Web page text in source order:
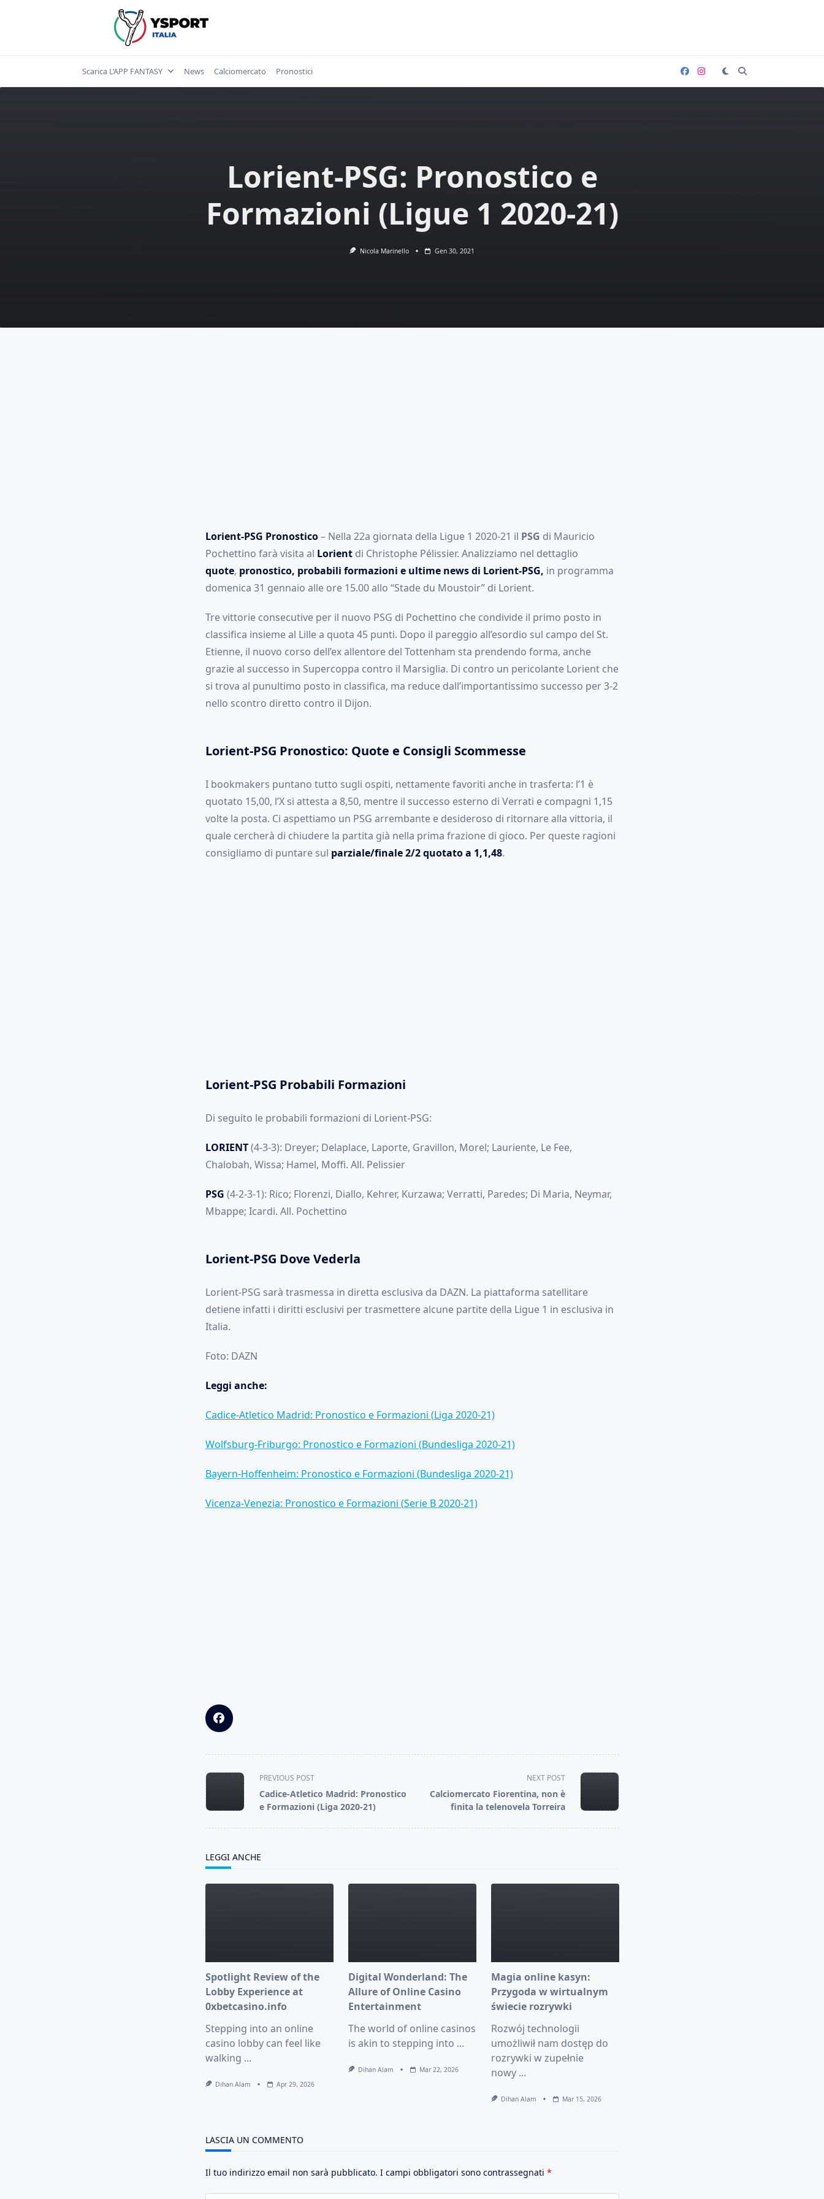
Scarica L’APP FANTASY News Calciomercato Pronostici
Lorient-PSG: Pronostico e
Formazioni (Ligue 1 2020-21)
Nicola Marinello Gen 30, 2021
Lorient-PSG Pronostico– Nella 22a giornata della Ligue 1 2020-21 il PSG di Mauricio
Pochettino farà visita al Lorientdi Christophe Pélissier. Analizziamo nel dettaglio
quote, pronostico, probabili formazioni e ultime news di Lorient-PSG, in programma
domenica 31 gennaio alle ore 15.00 allo “Stade du Moustoir” di Lorient.
Tre vittorie consecutive per il nuovo PSG di Pochettino che condivide il primo posto in
classifica insieme al Lille a quota 45 punti. Dopo il pareggio all’esordio sul campo del St.
Etienne, il nuovo corso dell’ex allentore del Tottenham sta prendendo forma, anche
grazie al successo in Supercoppa contro il Marsiglia. Di contro un pericolante Lorient che
si trova al punultimo posto in classifica, ma reduce dall’importantissimo successo per 3-2
nello scontro diretto contro il Dijon.
Lorient-PSG Pronostico: Quote e Consigli Scommesse
I bookmakers puntano tutto sugli ospiti, nettamente favoriti anche in trasferta: l’1 è
quotato 15,00, l’X si attesta a 8,50, mentre il successo esterno di Verrati e compagni 1,15
volte la posta. Ci aspettiamo un PSG arrembante e desideroso di ritornare alla vittoria, il
quale cercherà di chiudere la partita già nella prima frazione di gioco. Per queste ragioni
consigliamo di puntare sul parziale/finale 2/2 quotato a 1,1,48.
Lorient-PSG Probabili Formazioni
Di seguito le probabili formazioni di Lorient-PSG:
LORIENT(4-3-3): Dreyer; Delaplace, Laporte, Gravillon, Morel; Lauriente, Le Fee,
Chalobah, Wissa; Hamel, Moffi. All. Pelissier
PSG (4-2-3-1): Rico; Florenzi, Diallo, Kehrer, Kurzawa; Verratti, Paredes; Di Maria, Neymar,
Mbappe; Icardi. All. Pochettino
Lorient-PSG Dove Vederla
Lorient-PSG sarà trasmessa in diretta esclusiva da DAZN. La piattaforma satellitare
detiene infatti i diritti esclusivi per trasmettere alcune partite della Ligue 1 in esclusiva in
Italia.
Foto: DAZN
Leggi anche:
Cadice-Atletico Madrid: Pronostico e Formazioni (Liga 2020-21)
Wolfsburg-Friburgo: Pronostico e Formazioni (Bundesliga 2020-21)
Bayern-Hoffenheim: Pronostico e Formazioni (Bundesliga 2020-21)
Vicenza-Venezia: Pronostico e Formazioni (Serie B 2020-21)
<span
class="nav-
subtitle
PREVIOUS POST
Cadice-Atletico Madrid: Pronostico
e Formazioni (Liga 2020-21)
NEXT POST
Calciomercato Fiorentina, non è
finita la telenovela Torreira
LEGGI ANCHE
Spotlight Review of the
Lobby Experience at
0xbetcasino.info
Stepping into an online
casino lobby can feel like
walking ...
Dihan Alam Apr 29, 2026
Digital Wonderland: The
Allure of Online Casino
Entertainment
The world of online casinos
is akin to stepping into ...
Dihan Alam Mar 22, 2026
Magia online kasyn:
Przygoda w wirtualnym
świecie rozrywki
Rozwój technologii
umożliwił nam dostęp do
rozrywki w zupełnie
nowy ...
Dihan Alam Mar 15, 2026
LASCIA UN COMMENTO
Il tuo indirizzo email non sarà pubblicato. I campi obbligatori sono contrassegnati *